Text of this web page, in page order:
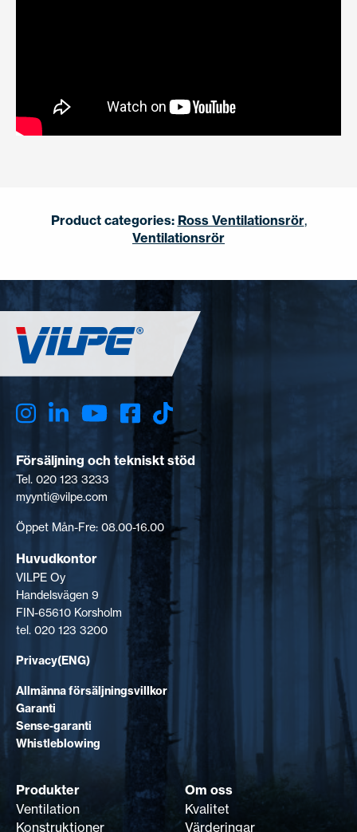
Product categories: Ross Ventilationsrör,
Ventilationsrör
Försäljning och tekniskt stöd
Tel. 020 123 3233
myynti@vilpe.com
Öppet Mån-Fre: 08.00-16.00
Huvudkontor
VILPE Oy
Handelsvägen 9
FIN-65610 Korsholm
tel. 020 123 3200
Privacy(ENG)
Allmänna försäljningsvillkor
Garanti
Sense-garanti
Whistleblowing
Produkter
Ventilation
Konstruktioner
Om oss
Kvalitet
Värderingar